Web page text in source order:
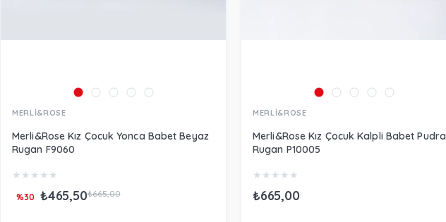
MERLİ&ROSE
Merli&Rose Kız Çocuk Yonca Babet Beyaz
Rugan F9060
★ ★ ★ ★ ★
₺465,50₺665,00
%30
MERLİ&ROSE
Merli&Rose Kız Çocuk Kalpli Babet Pudra
Rugan P10005
★ ★ ★ ★ ★
₺665,00